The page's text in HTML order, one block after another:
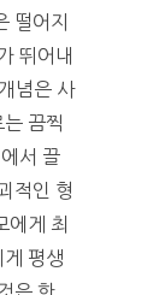
떨어지
뛰어내
념은 사
끔찍
서 끌
적인 형
에게 최
평생